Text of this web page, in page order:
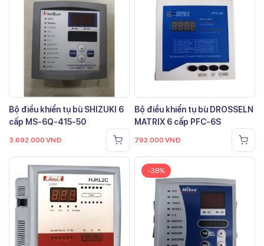
Bộ điều khiển tụ bù SHIZUKI 6
cấp MS-6Q-415-50
3.692.000 VNĐ
Bộ điều khiển tụ bù DROSSELN
MATRIX 6 cấp PFC-6S
792.000 VNĐ
-38%